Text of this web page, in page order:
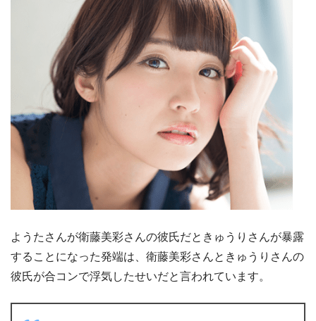
ようたさんが衛藤美彩さんの彼氏だときゅうりさんが暴露
することになった発端は、衛藤美彩さんときゅうりさんの
彼氏が合コンで浮気したせいだと言われています。